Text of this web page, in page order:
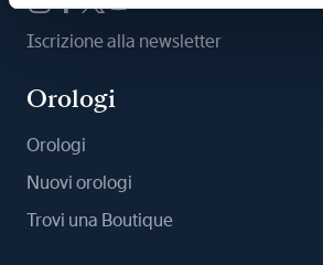
Iscrizione alla newsletter
Orologi
Orologi
Nuovi orologi
Trovi una Boutique